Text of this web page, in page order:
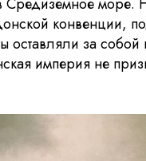
конвенции,
за собой
империя не